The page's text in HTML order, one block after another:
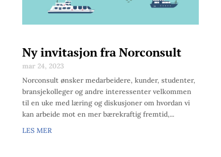
Ny invitasjon fra Norconsult
mar 24, 2023
Norconsult ønsker medarbeidere, kunder, studenter,
bransjekolleger og andre interessenter velkommen
til en uke med læring og diskusjoner om hvordan vi
kan arbeide mot en mer bærekraftig fremtid,...
LES MER